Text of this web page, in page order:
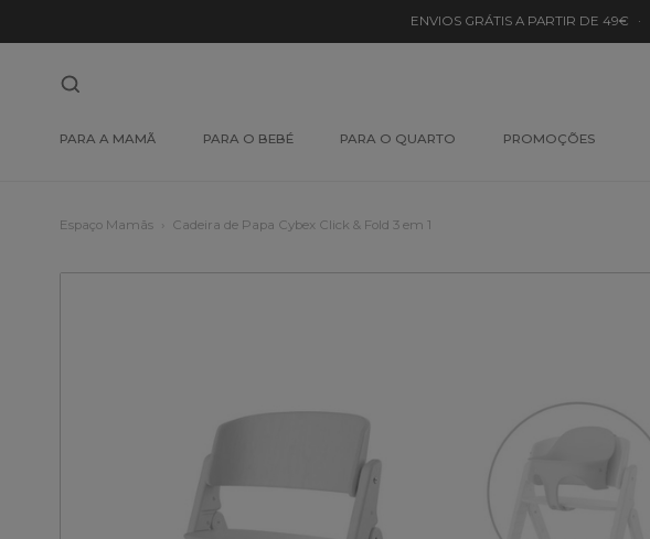
ENVIOS GRÁTIS A PARTIR DE 49€ ·
PARA A MAMÃ PARA O BEBÉ PARA O QUARTO PROMOÇÕES
Espaço Mamãs Cadeira de Papa Cybex Click & Fold 3 em 1